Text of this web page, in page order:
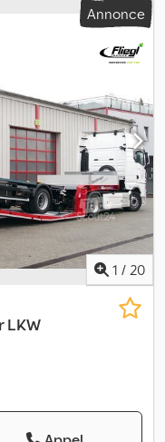
: 385/65 R22.5 | Sous
Cjdpfx Aew
Annonce
1 / 20
LKW